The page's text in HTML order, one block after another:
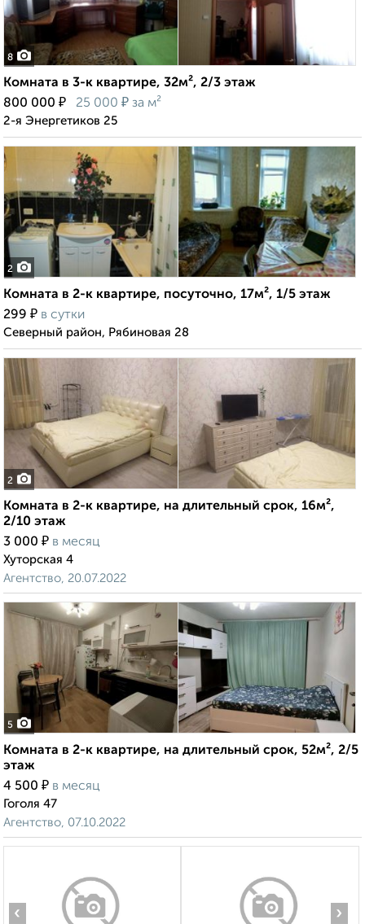
8
Комната в 3-к квартире, 32м², 2/3 этаж
800 000 ₽ 25 000 ₽ за м²
2-я Энергетиков 25
2
Комната в 2-к квартире, посуточно, 17м², 1/5 этаж
299 ₽ в сутки
Северный район, Рябиновая 28
2
Комната в 2-к квартире, на длительный срок, 16м²,
2/10 этаж
3 000 ₽ в месяц
Хуторская 4
Агентство, 20.07.2022
5
Комната в 2-к квартире, на длительный срок, 52м², 2/5
этаж
4 500 ₽ в месяц
Гоголя 47
Агентство, 07.10.2022
‹ ›